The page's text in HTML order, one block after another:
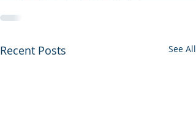
Recent Posts See All